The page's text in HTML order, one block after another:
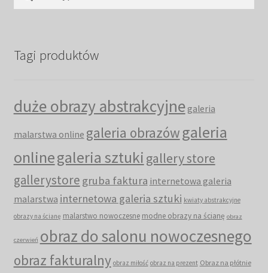
Tagi produktów
duże obrazy abstrakcyjne galeria
malarstwa online galeria obrazów galeria
onlinegaleria sztuki gallery store
gallerystore gruba faktura internetowa galeria
malarstwa internetowa galeria sztuki kwiaty abstrakcyjne
obrazy na ścianę malarstwo nowoczesne modne obrazy na ścianę obraz
czerwień obraz do salonu nowoczesnego
obraz fakturalny obraz miłość obraz na prezent Obraz na płótnie